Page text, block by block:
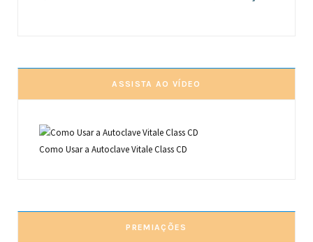
ASSISTA AO VÍDEO
Como Usar a Autoclave Vitale Class CD
PREMIAÇÕES